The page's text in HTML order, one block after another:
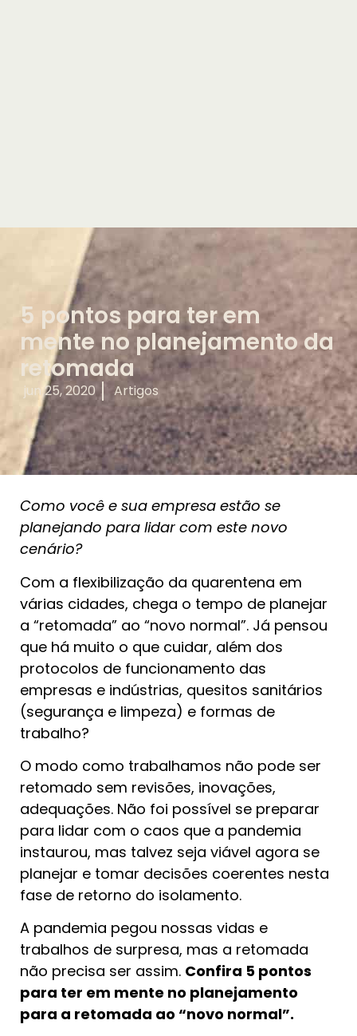
5 pontos para ter em
mente no planejamento da
retomada
jun 25, 2020 Artigos
Como você e sua empresa estão se
planejando para lidar com este novo
cenário?
Com a flexibilização da quarentena em
várias cidades, chega o tempo de planejar
a “retomada” ao “novo normal”. Já pensou
que há muito o que cuidar, além dos
protocolos de funcionamento das
empresas e indústrias, quesitos sanitários
(segurança e limpeza) e formas de
trabalho?
O modo como trabalhamos não pode ser
retomado sem revisões, inovações,
adequações. Não foi possível se preparar
para lidar com o caos que a pandemia
instaurou, mas talvez seja viável agora se
planejar e tomar decisões coerentes nesta
fase de retorno do isolamento.
A pandemia pegou nossas vidas e
trabalhos de surpresa, mas a retomada
não precisa ser assim. Confira 5 pontos
para ter em mente no planejamento
para a retomada ao “novo normal”.